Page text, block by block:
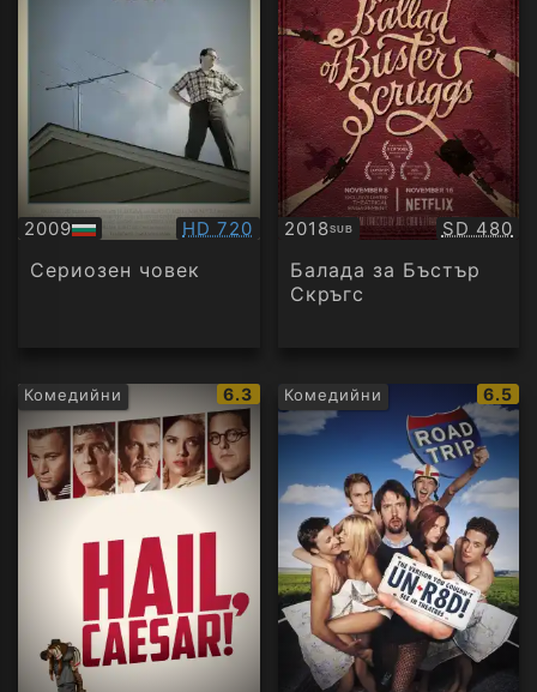
2009
БГ
аудио
Качество:
HD 720
Сериозен човек
2018SUB
Субтитри SD 480
Балада за Бъстър
Скръгс
Комедийни
IMDb
рейтинг:
6.3 Комедийни
IMDb
6.5